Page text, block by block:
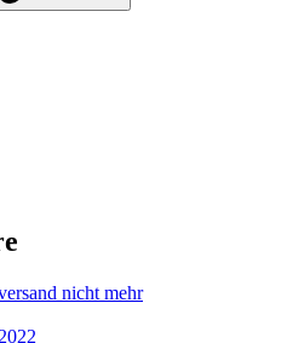
nicht mehr